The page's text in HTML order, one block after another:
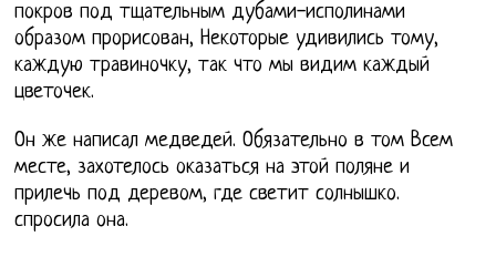
покров под тщательным дубами-исполинами
образом прорисован, Некоторые удивились тому,
каждую травиночку, так что мы видим каждый
цветочек.
Он же написал медведей. Обязательно в том Всем
месте, захотелось оказаться на этой поляне и
прилечь под деревом, где светит солнышко.
спросила она.